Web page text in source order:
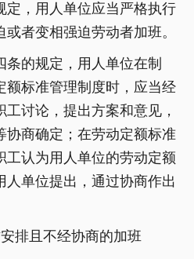
定，用人单位应当严格执行
者变相强迫劳动者加班。
条的规定，用人单位在制
额标准管理制度时，应当经
讨论，提出方案和意见，
协商确定；在劳动定额标准
工认为用人单位的劳动定额
人单位提出，通过协商作出
排且不经协商的加班